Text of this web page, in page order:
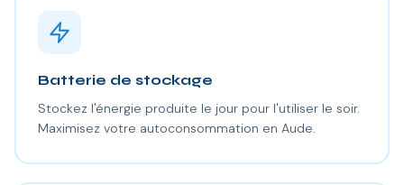
Batterie de stockage
Stockez l'énergie produite le jour pour l'utiliser le soir.
Maximisez votre autoconsommation en Aude.